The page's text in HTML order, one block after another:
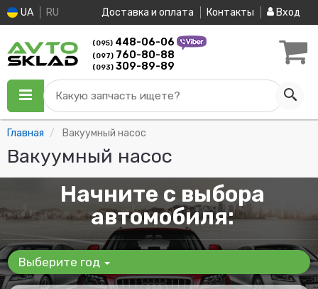
UA RU Доставка и оплата Контакты Вход
(095) 448-06-06
(097) 760-80-88
(093) 309-89-89
Какую запчасть ищете?
Главная Вакуумный насос
Вакуумный насос
Начните с выбора
автомобиля:
Выберите год